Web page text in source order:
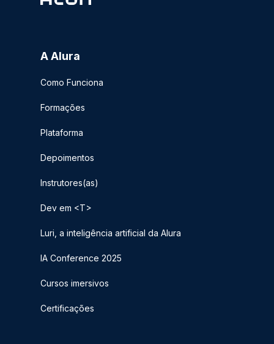
A Alura
Como Funciona
Formações
Plataforma
Depoimentos
Instrutores(as)
Dev em <T>
Luri, a inteligência artificial da Alura
IA Conference 2025
Cursos imersivos
Certificações